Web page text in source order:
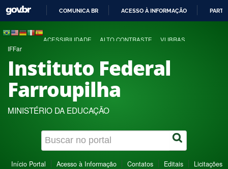
COMUNICA BR ACESSO À INFORMAÇÃO
ACESSIBILIDADE ALTO CONTRASTE VLIBRAS
IFFar
Instituto Federal
Farroupilha
MINISTÉRIO DA EDUCAÇÃO
Início Portal Acesso à Informação Contatos Editais Licitações